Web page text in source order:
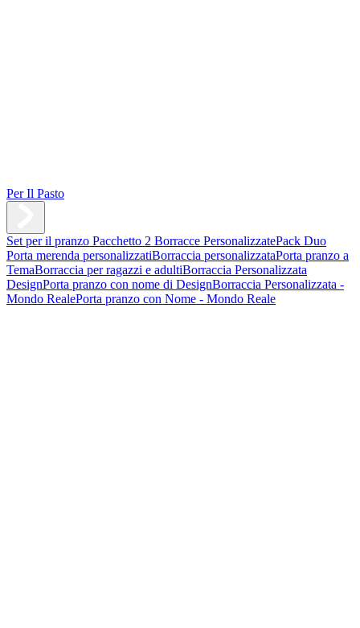
Per Il Pasto
Set per il pranzo Pacchetto 2 Borracce PersonalizzatePack Duo
Porta merenda personalizzatiBorraccia personalizzataPorta pranzo a
TemaBorraccia per ragazzi e adultiBorraccia Personalizzata
DesignPorta pranzo con nome di DesignBorraccia Personalizzata -
Mondo RealePorta pranzo con Nome - Mondo Reale